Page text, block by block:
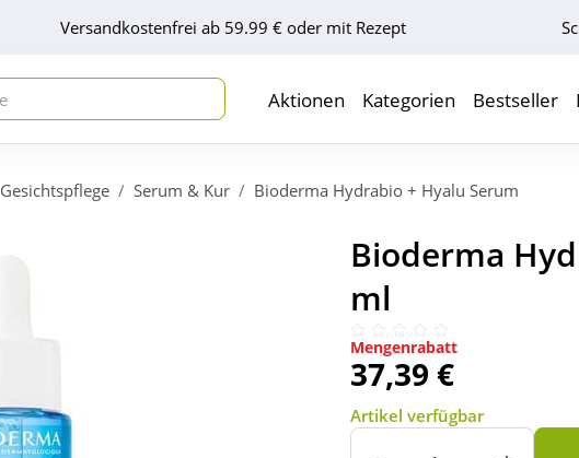
Versandkostenfrei ab 59.99 € oder mit Rezept
Aktionen Kategorien Bestseller
Gesichtspflege Serum & Kur Bioderma Hydrabio + Hyalu Serum
Bioderma
ml
Mengenrabatt
37,39 €
Artikel verfügbar